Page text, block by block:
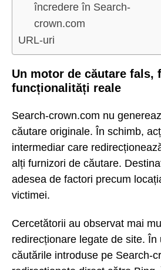
încredere în Search-
crown.com
URL-uri
Un motor de căutare fals,
funcționalități reale
Search-crown.com nu
căutare originale. În schimb,
intermediar care
alți furnizori de căutare.
adesea de factori precum
victimei.
Cercetătorii au observat mai
redirecționare legate de site. În
căutările introduse pe Search-